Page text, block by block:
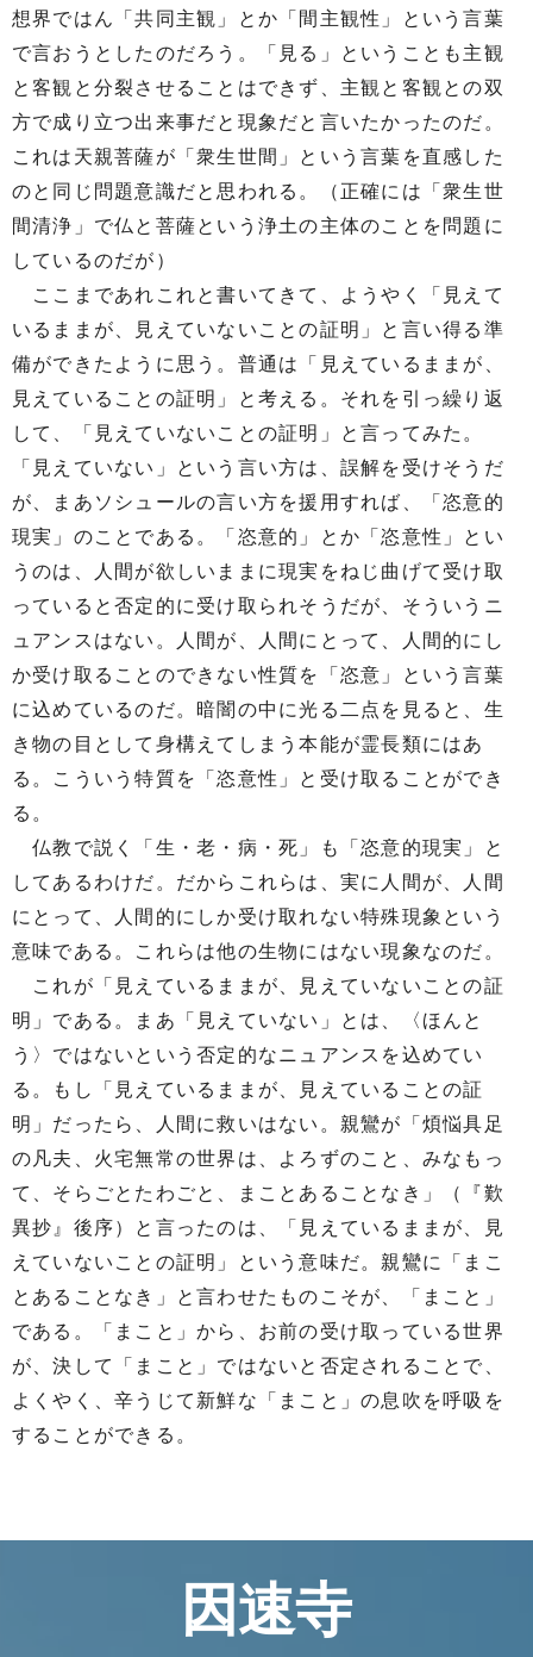
想界ではん「共同主観」とか「間主観性」という言葉
で言おうとしたのだろう。「見る」ということも主観
と客観と分裂させることはできず、主観と客観との双
方で成り立つ出来事だと現象だと言いたかったのだ。
これは天親菩薩が「衆生世間」という言葉を直感した
のと同じ問題意識だと思われる。（正確には「衆生世
間清浄」で仏と菩薩という浄土の主体のことを問題に
しているのだが）
ここまであれこれと書いてきて、ようやく「見えて
いるままが、見えていないことの証明」と言い得る準
備ができたように思う。普通は「見えているままが、
見えていることの証明」と考える。それを引っ繰り返
して、「見えていないことの証明」と言ってみた。
「見えていない」という言い方は、誤解を受けそうだ
が、まあソシュールの言い方を援用すれば、「恣意的
現実」のことである。「恣意的」とか「恣意性」とい
うのは、人間が欲しいままに現実をねじ曲げて受け取
っていると否定的に受け取られそうだが、そういうニ
ュアンスはない。人間が、人間にとって、人間的にし
か受け取ることのできない性質を「恣意」という言葉
に込めているのだ。暗闇の中に光る二点を見ると、生
き物の目として身構えてしまう本能が霊長類にはあ
る。こういう特質を「恣意性」と受け取ることができ
る。
仏教で説く「生・老・病・死」も「恣意的現実」と
してあるわけだ。だからこれらは、実に人間が、人間
にとって、人間的にしか受け取れない特殊現象という
意味である。これらは他の生物にはない現象なのだ。
これが「見えているままが、見えていないことの証
明」である。まあ「見えていない」とは、〈ほんと
う〉ではないという否定的なニュアンスを込めてい
る。もし「見えているままが、見えていることの証
明」だったら、人間に救いはない。親鸞が「煩悩具足
の凡夫、火宅無常の世界は、よろずのこと、みなもっ
て、そらごとたわごと、まことあることなき」（『歎
異抄』後序）と言ったのは、「見えているままが、見
えていないことの証明」という意味だ。親鸞に「まこ
とあることなき」と言わせたものこそが、「まこと」
である。「まこと」から、お前の受け取っている世界
が、決して「まこと」ではないと否定されることで、
よくやく、辛うじて新鮮な「まこと」の息吹を呼吸を
することができる。
因速寺